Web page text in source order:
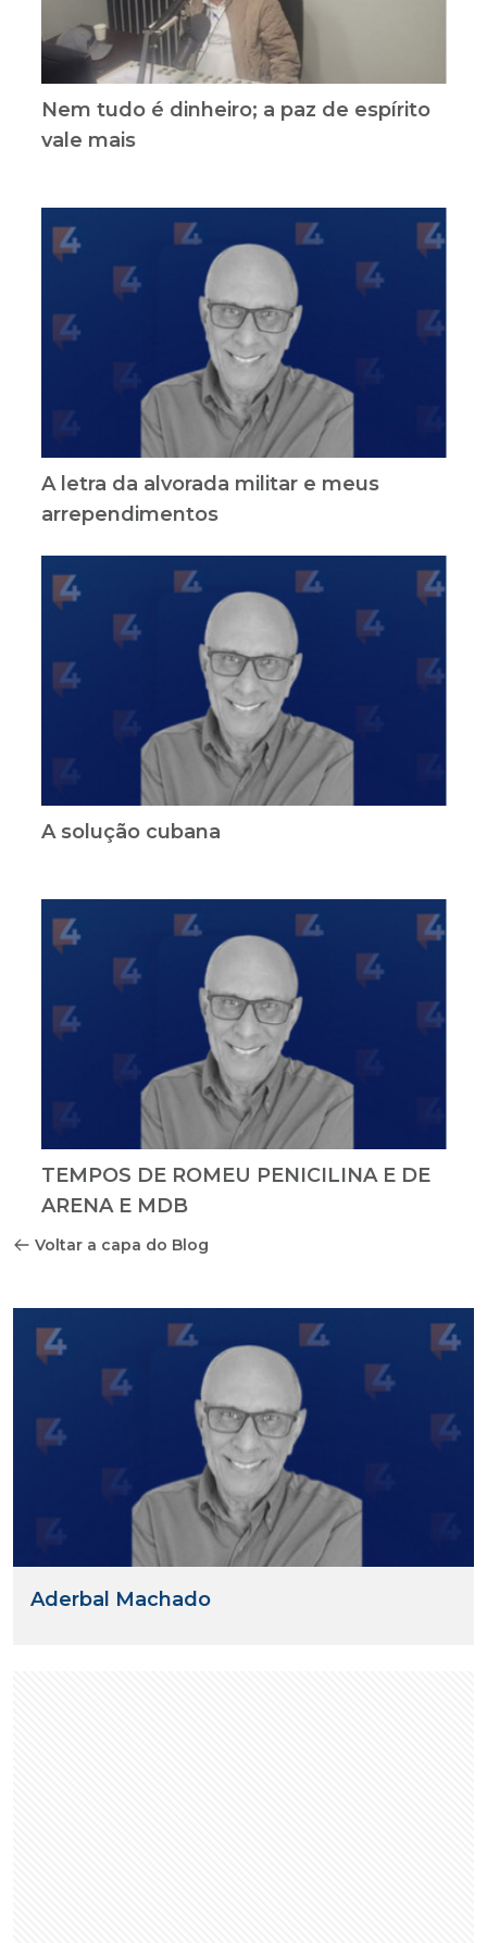
Nem tudo é dinheiro; a paz de espírito
vale mais
A letra da alvorada militar e meus
arrependimentos
A solução cubana
TEMPOS DE ROMEU PENICILINA E DE
ARENA E MDB
Voltar a capa do Blog
Aderbal Machado